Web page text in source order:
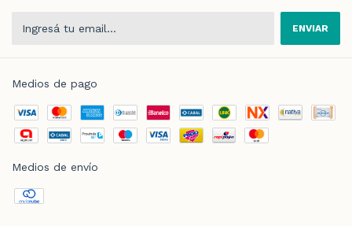
Medios de pago
Medios de envío